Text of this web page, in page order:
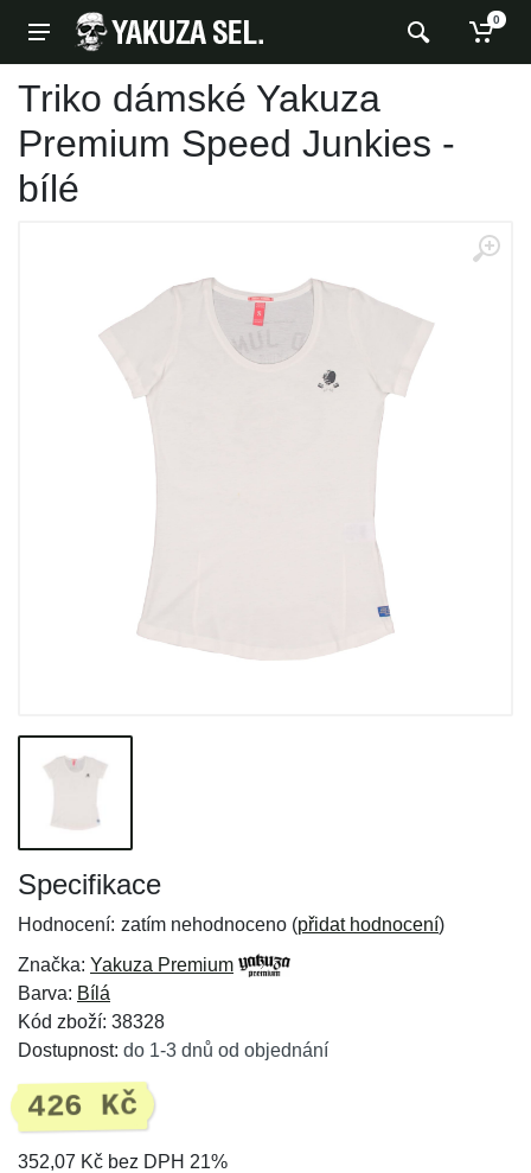
0
Triko dámské Yakuza
Premium Speed Junkies -
bílé
Specifikace
Hodnocení: zatím nehodnoceno (přidat hodnocení)
Značka: Yakuza Premium
Barva: Bílá
Kód zboží: 38328
Dostupnost: do 1-3 dnů od objednání
426 Kč
352,07 Kč bez DPH 21%